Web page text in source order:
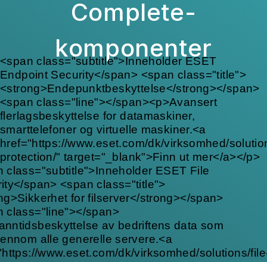
<span class="subtitle">Inneholder ESET
Endpoint Security</span> <span class="title">
<strong>Endepunktbeskyttelse</strong></span>
<span class="line"></span><p>Avansert
flerlagsbeskyttelse for datamaskiner,
smarttelefoner og virtuelle maskiner.<a
href="https://www.eset.com/dk/virksomhed/
protection/" target="_blank">Finn ut mer</a></p>
class="subtitle">Inneholder ESET File
span> <span class="title">
for filserver</strong></span>
class="line"></span>
av bedriftens data som
alle generelle servere.<a
www.eset.com/dk/virksomhed/solutions/